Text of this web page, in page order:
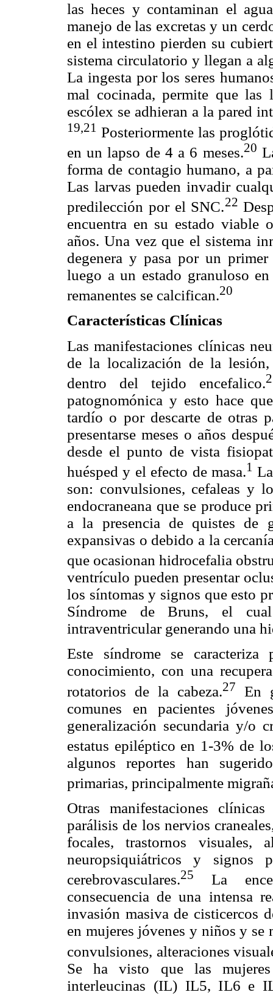
las heces y contaminan el
manejo de las excretas y un
en el intestino pierden su
sistema circulatorio y llegan a
La ingesta por los seres
mal cocinada, permite que las
escólex se adhieran a la pared
19,21 Posteriormente las
en un lapso de 4 a 6 meses.20
forma de contagio humano, a
Las larvas pueden invadir
predilección por el SNC.22
encuentra en su estado viable
años. Una vez que el sistema
degenera y pasa por un
luego a un estado granuloso
remanentes se calcifican.20
Características Clínicas
Las manifestaciones clínicas
de la localización de la
dentro del tejido encefalico.
patognomónica y esto hace
tardío o por descarte de otras
presentarse meses o años
desde el punto de vista
huésped y el efecto de masa.1
son: convulsiones, cefaleas y
endocraneana que se produce
a la presencia de quistes de
expansivas o debido a la
que ocasionan hidrocefalia
ventrículo pueden presentar
los síntomas y signos que esto
Síndrome de Bruns, el
intraventricular generando una
Este síndrome se
conocimiento, con una
rotatorios de la cabeza.27
En
comunes en pacientes
generalización secundaria y/o
estatus epiléptico en 1-3% de
algunos reportes han
primarias, principalmente
Otras manifestaciones
parálisis de los nervios
focales, trastornos visuales,
neuropsiquiátricos y signos
cerebrovasculares.25
La
consecuencia de una intensa
invasión masiva de cisticercos
en mujeres jóvenes y niños y se
convulsiones, alteraciones
Se ha visto que las
interleucinas (IL) IL5, IL6 e